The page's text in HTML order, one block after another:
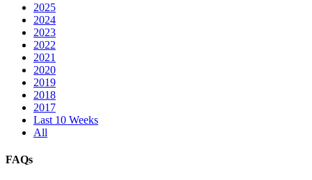
2025
2024
2023
2022
2021
2020
2019
2018
2017
Last 10 Weeks
All
FAQs